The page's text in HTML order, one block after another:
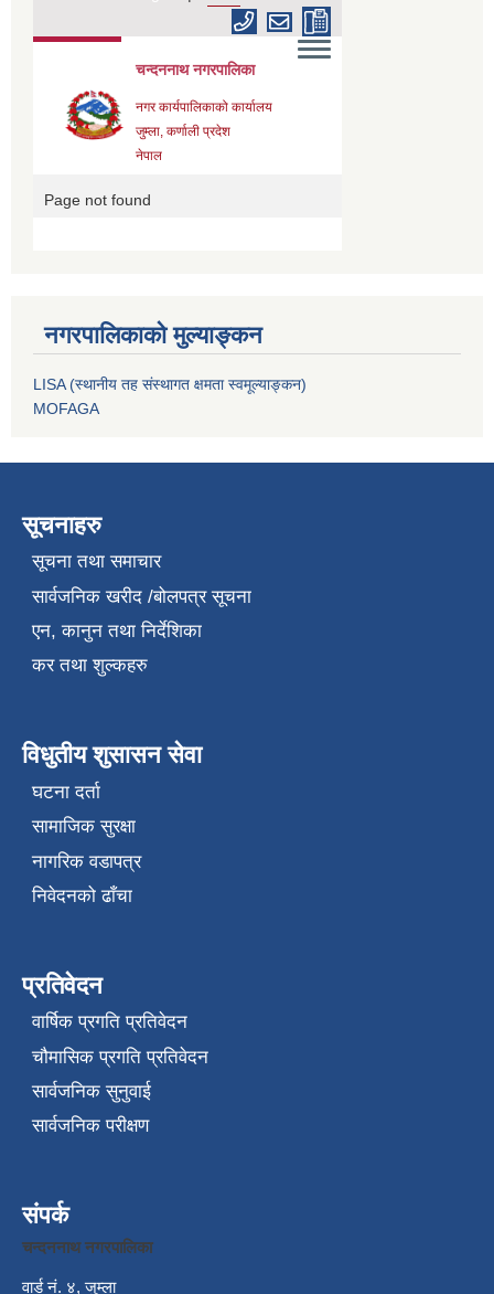
नगरपालिकाको मुल्याङ्कन
LISA (स्थानीय तह संस्थागत क्षमता स्वमूल्याङ्कन)
MOFAGA
सूचनाहरु
सूचना तथा समाचार
सार्वजनिक खरीद /बोलपत्र सूचना
एन, कानुन तथा निर्देशिका
कर तथा शुल्कहरु
विधुतीय शुसासन सेवा
घटना दर्ता
सामाजिक सुरक्षा
नागरिक वडापत्र
निवेदनको ढाँचा
प्रतिवेदन
वार्षिक प्रगति प्रतिवेदन
चौमासिक प्रगति प्रतिवेदन
सार्वजनिक सुनुवाई
सार्वजनिक परीक्षण
संपर्क
चन्दननाथ नगरपालिका
वार्ड नं. ४, जुम्ला